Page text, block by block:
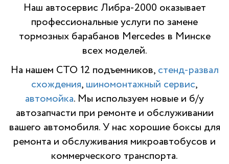
Наш автосервис Либра-2000 оказывает
профессиональные услуги по замене
тормозных барабанов Mercedes в Минске
всех моделей.
На нашем СТО 12 подъемников, стенд-развал
схождения, шиномонтажный сервис,
автомойка. Мы используем новые и б/у
автозапчасти при ремонте и обслуживании
вашего автомобиля. У нас хорошие боксы для
ремонта и обслуживания микроавтобусов и
коммерческого транспорта.